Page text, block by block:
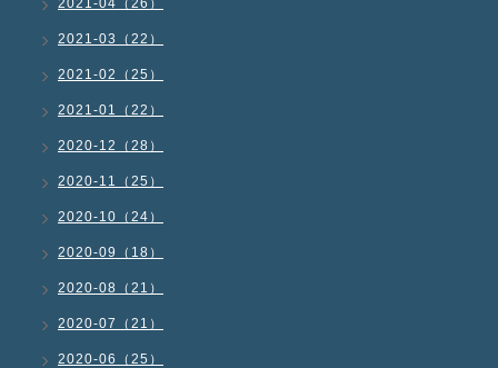
2021-04（26）
2021-03（22）
2021-02（25）
2021-01（22）
2020-12（28）
2020-11（25）
2020-10（24）
2020-09（18）
2020-08（21）
2020-07（21）
2020-06（25）